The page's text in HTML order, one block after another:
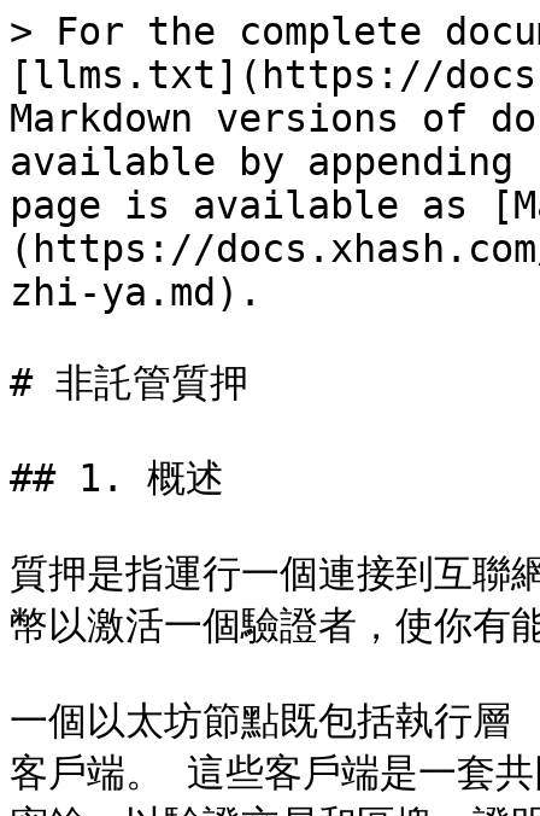
> For the complete
[llms.txt](https://
Markdown versions of
available by
page is available as
(https://
zhi-ya.md).
# 非託管質押
## 1. 概述
質押是指運行一個連接到互
幣以激活一個驗證者，使你有
一個以太坊節點既包括執行
客戶端。 這些客戶端是一套